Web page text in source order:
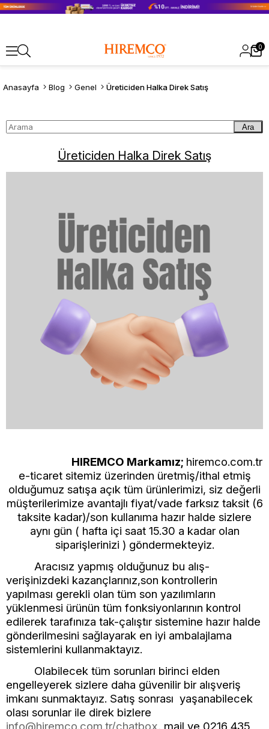
0
Anasayfa Blog Genel Üreticiden Halka Direk Satış
Ara
Üreticiden Halka Direk Satış
HIREMCO Markamız; hiremco.com.tr
e-ticaret sitemiz üzerinden üretmiş/ithal etmiş
olduğumuz satışa açık tüm ürünlerimizi, siz değerli
müşterilerimize avantajlı fiyat/vade farksız taksit (6
taksite kadar)/son kullanıma hazır halde sizlere
aynı gün ( hafta içi saat 15.30 a kadar olan
siparişlerinizi ) göndermekteyiz.
Aracısız yapmış olduğunuz bu alış-
verişinizdeki kazançlarınız,son kontrollerin
yapılması gerekli olan tüm son yazılımların
yüklenmesi ürünün tüm fonksiyonlarının kontrol
edilerek tarafınıza tak-çalıştır sistemine hazır halde
gönderilmesini sağlayarak en iyi ambalajlama
sistemlerini kullanmaktayız.
Olabilecek tüm sorunları birinci elden
engelleyerek sizlere daha güvenilir bir alışveriş
imkanı sunmaktayız. Satış sonrası yaşanabilecek
olası sorunlar ile direk bizlere
info@hiremco.com.tr/chatbox, mail ve 0216 435